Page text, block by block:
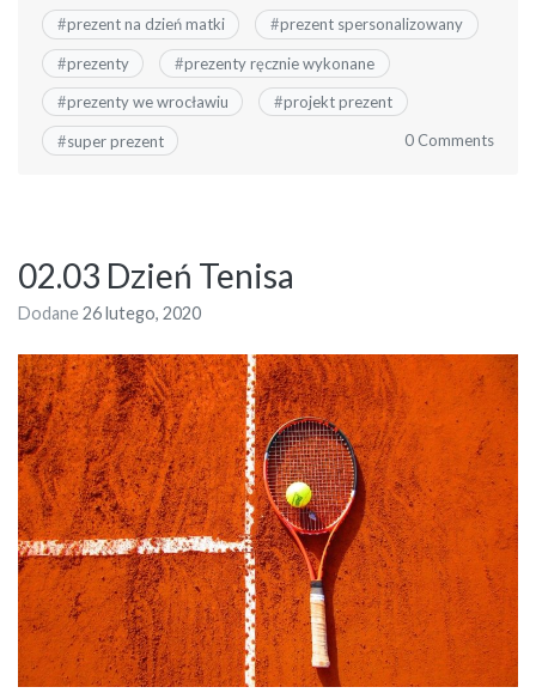
#prezent na dzień matki #prezent spersonalizowany
#prezenty #prezenty ręcznie wykonane
#prezenty we wrocławiu #projekt prezent
#super prezent 0 Comments
02.03 Dzień Tenisa
Dodane26 lutego, 2020